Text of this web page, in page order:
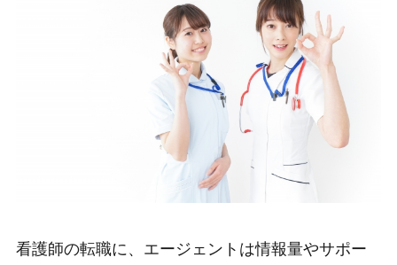
看護師の転職に、エージェントは情報量やサポー